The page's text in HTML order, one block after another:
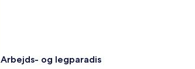
Arbejds- og legparadis